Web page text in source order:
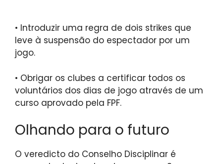
• Introduzir uma regra de dois strikes que
leve à suspensão do espectador por um
jogo.
• Obrigar os clubes a certificar todos os
voluntários dos dias de jogo através de um
curso aprovado pela FPF.
Olhando para o futuro
O veredicto do Conselho Disciplinar é